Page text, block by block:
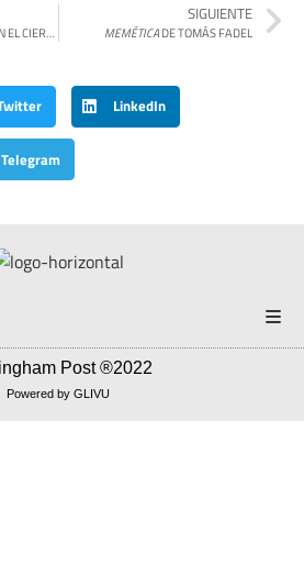
PERIODISTA GOLPEADO EN EL CIERRE DE CAMPAÑA DE MILEI EN MORENO
SIGUIENTE
MEMÉTICADE TOMÁS FADEL
LinkedIn
Telegram
Post ®2022
Powered by GLIVU